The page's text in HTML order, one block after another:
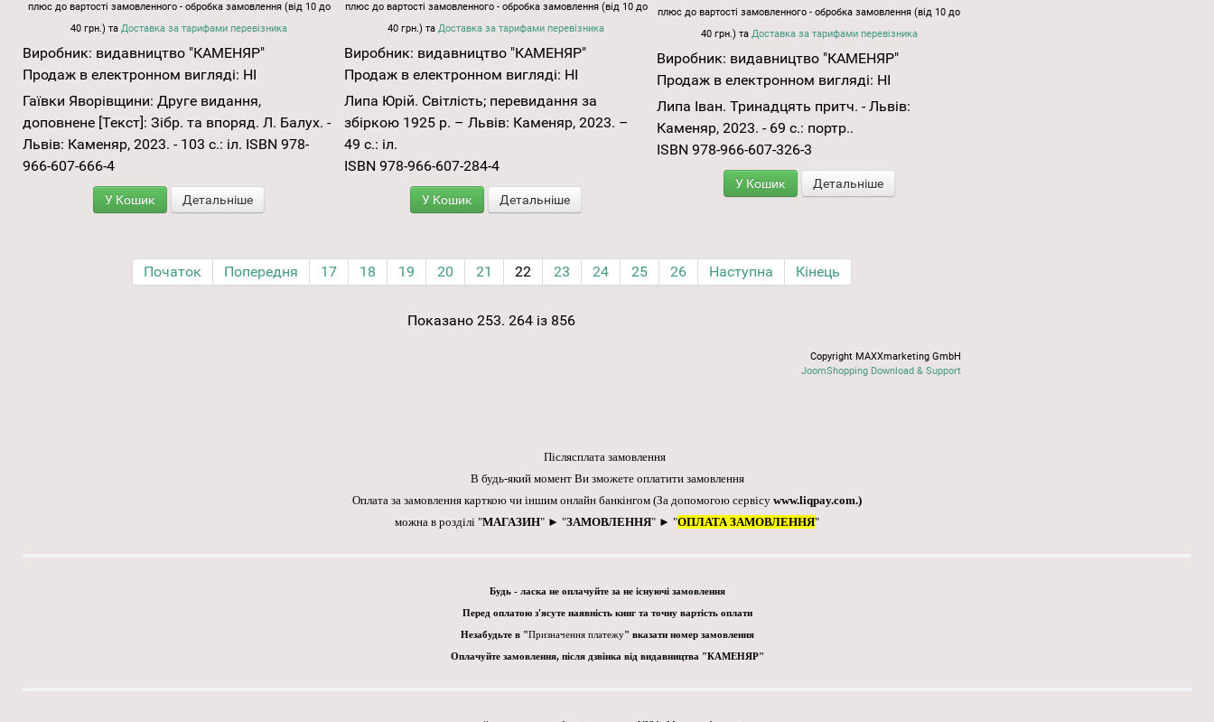
плюс до вартості замовленного - обробка замовлення (від 10 до
40 грн.) таДоставка за тарифами перевізника
Виробник: видавництво "КАМЕНЯР"
Продаж в електронном вигляді: НІ
Гаївки Яворівщини: Друге видання,
доповнене [Текст]: Зібр. та впоряд. Л. Балух. -
Львів: Каменяр, 2023. - 103 с.: іл. ISBN 978-
966-607-666-4
У Кошик Детальніше
плюс до вартості замовленного - обробка замовлення (від 10 до
40 грн.) таДоставка за тарифами перевізника
Виробник: видавництво "КАМЕНЯР"
Продаж в електронном вигляді: НІ
Липа Юрій. Світлість; перевидання за
збіркою 1925 р. – Львів: Каменяр, 2023. –
49 с.: іл.
ISBN 978-966-607-284-4
У Кошик Детальніше
плюс до вартості замовленного - обробка замовлення (від 10 до
40 грн.) та Доставка за тарифами перевізника
Виробник: видавництво "КАМЕНЯР"
Продаж в електронном вигляді: НІ
Липа Іван. Тринадцять притч. - Львів:
Каменяр, 2023. - 69 с.: портр..
ISBN 978-966-607-326-3
У Кошик Детальніше
Початок Попередня 17 18 19 20 21 22 23 24 25 26 Наступна Кінець
Показано 253. 264 із 856
Copyright MAXXmarketing GmbH
JoomShopping Download & Support
Післясплата замовлення
В будь-який момент Ви зможете оплатити замовлення
Оплата за замовлення карткою чи іншим онлайн банкінгом (За допомогою сервісу www.liqpay.com.)
можна в розділі "МАГАЗИН" ► "ЗАМОВЛЕННЯ" ► "ОПЛАТА ЗАМОВЛЕННЯ"
Будь - ласка не оплачуйте за не існуючі замовлення
Перед оплатою з'ясуте наявність книг та точну вартість оплати
Незабудьте в "Призначення платежу" вказати номер замовлення
Оплачуйте замовлення, після дзвінка від видавництва "КАМЕНЯР"